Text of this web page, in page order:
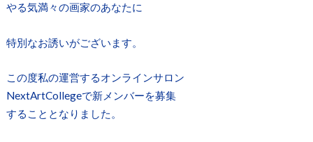
やる気満々の画家のあなたに
特別なお誘いがございます。
この度私の運営するオンラインサロン
NextArtCollegeで新メンバーを募集
することとなりました。